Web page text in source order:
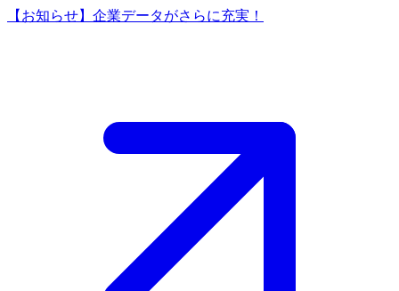
【お知らせ】企業データがさらに充実！